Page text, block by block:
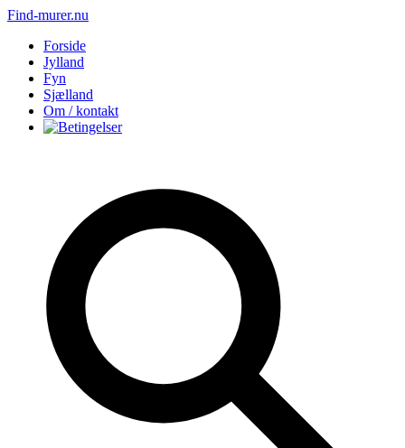
Find-murer.nu
Forside
Jylland
Fyn
Sjælland
Om / kontakt